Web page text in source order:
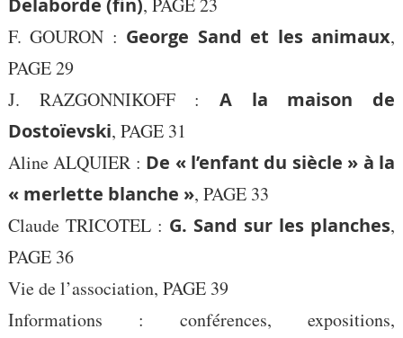
Delaborde (fin), PAGE 23
F. GOURON : George Sand et les animaux,
PAGE 29
J. RAZGONNIKOFF : A la maison de
Dostoïevski, PAGE 31
Aline ALQUIER : De « l’enfant du siècle » à la
« merlette blanche », PAGE 33
Claude TRICOTEL : G. Sand sur les planches,
PAGE 36
Vie de l’association, PAGE 39
Informations : conférences, expositions,